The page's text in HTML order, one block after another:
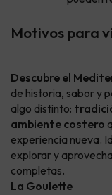
Motivos para
Descubre el
de historia, sabor y
algo distinto:
ambiente costero
experiencia nueva.
explorar y
completas.
La Goulette